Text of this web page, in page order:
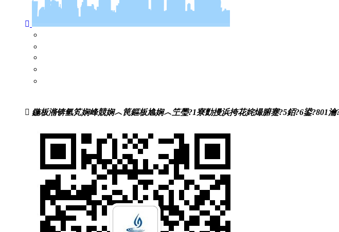
鍦板潃锛氫笂娴峰競娴︿笢鏂板尯娴︿笁璺?1寮勯摱浜挎花姹熶腑蹇?5銆?6鍙?801瀹